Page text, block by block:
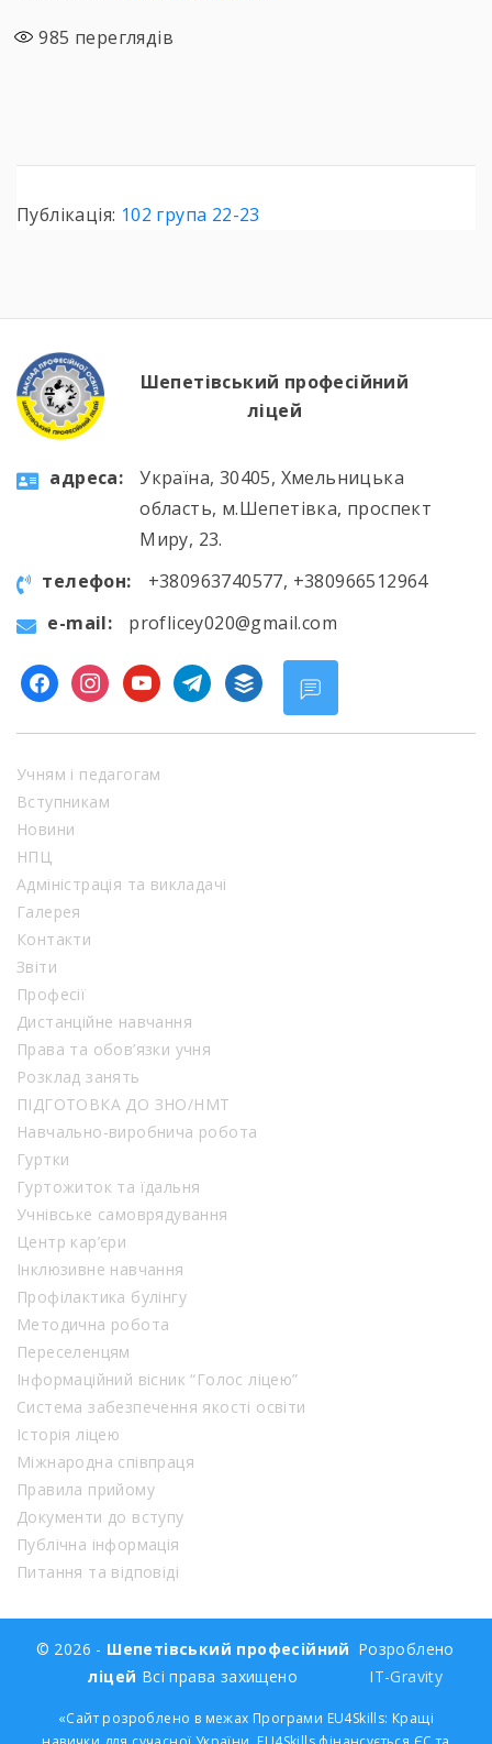
985 переглядів
Публікація: 102 група 22-23
Шепетівський професійний
ліцей
aдресa:
Україна, 30405, Хмельницька
область, м.Шепетівка, проспект
Миру, 23.
телефон:
+380963740577, +380966512964
e-mail:
proflicey020@gmail.com
facebookinstagramyoutubetelegram
buffer
Учням і педагогам
Вступникам
Новини
НПЦ
Адміністрація та викладачі
Галерея
Контакти
Звіти
Професії
Дистанційне навчання
Права та обов’язки учня
Розклад занять
ПІДГОТОВКА ДО ЗНО/НМТ
Навчально-виробнича робота
Гуртки
Гуртожиток та їдальня
Учнівське самоврядування
Центр кар’єри
Інклюзивне навчання
Профілактика булінгу
Методична робота
Переселенцям
Інформаційний вісник “Голос ліцею”
Система забезпечення якості освіти
Історія ліцею
Міжнародна співпраця
Правила прийому
Документи до вступу
Публічна інформація
Питання та відповіді
© 2026 - Шепетівський професійний
ліцей Всі права захищено
Розроблено
IT-Gravity
«Сайт розроблено в межах Програми EU4Skills: Кращі